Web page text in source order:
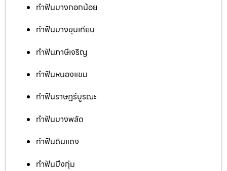
ทำฟันบางกอกน้อย
ทำฟันบางขุนเทียน
ทำฟันภาษีเจริญ
ทำฟันหนองแขม
ทำฟันราษฎร์บูรณะ
ทำฟันบางพลัด
ทำฟันดินแดง
ทำฟันบึงกุ่ม